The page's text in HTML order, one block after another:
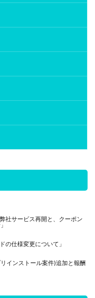
社サービス再開と、クーポン
の仕様変更について」
インストール案件)追加と報酬